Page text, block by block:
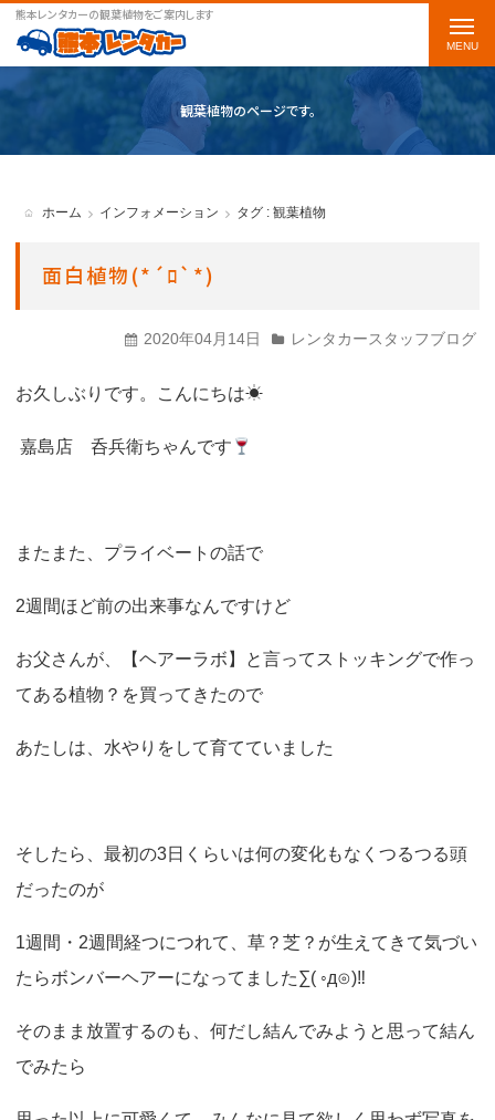
熊本レンタカーの観葉植物をご案内します
観葉植物のページです。
ホーム インフォメーション タグ : 観葉植物
面白植物(*´ﾛ`*)
2020年04月14日 レンタカースタッフブログ
お久しぶりです。こんにちは☀
嘉島店 呑兵衛ちゃんです
またまた、プライベートの話で
2週間ほど前の出来事なんですけど
お父さんが、【ヘアーラボ】と言ってストッキングで作っ
てある植物？を買ってきたので
あたしは、水やりをして育てていました
そしたら、最初の3日くらいは何の変化もなくつるつる頭
だったのが
1週間・2週間経つにつれて、草？芝？が生えてきて気づい
たらボンバーヘアーになってました∑( ◦д⊙)‼
そのまま放置するのも、何だし結んでみようと思って結ん
でみたら
t
o
g
l
i